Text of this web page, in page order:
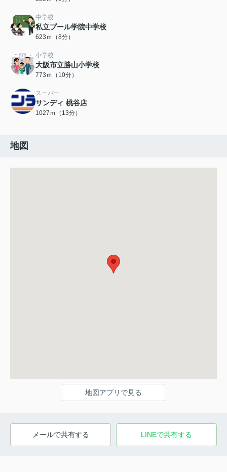
中学校
私立プール学院中学校
623ｍ（8分）
小学校
大阪市立勝山小学校
773ｍ（10分）
スーパー
サンディ 桃谷店
1027ｍ（13分）
地図
地図アプリで見る
メールで共有する LINEで共有する